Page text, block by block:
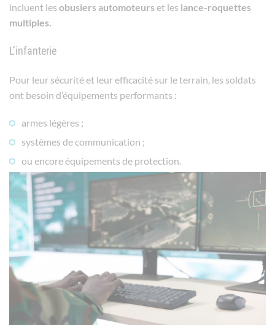
incluent les obusiers automoteurset les lance-roquettes
multiples.
L’infanterie
Pour leur sécurité et leur efficacité sur le terrain, les soldats
ont besoin d’équipements performants :
armes légères ;
systèmes de communication ;
ou encore équipements de protection.